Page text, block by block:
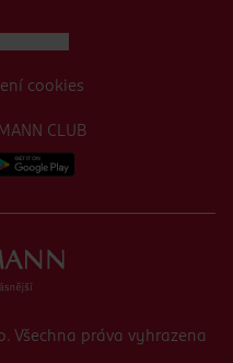
CLUB
cookies
Všechna práva vyhrazena